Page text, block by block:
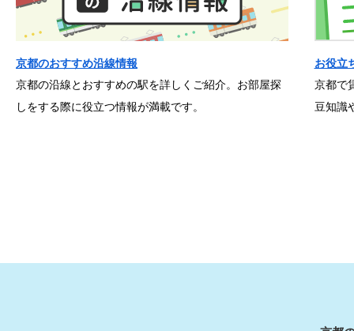
京都のおすすめ沿線情報
京都の沿線とおすすめの駅を詳しくご紹介。お部屋探
しをする際に役立つ情報が満載です。
お役立
京都で
豆知識